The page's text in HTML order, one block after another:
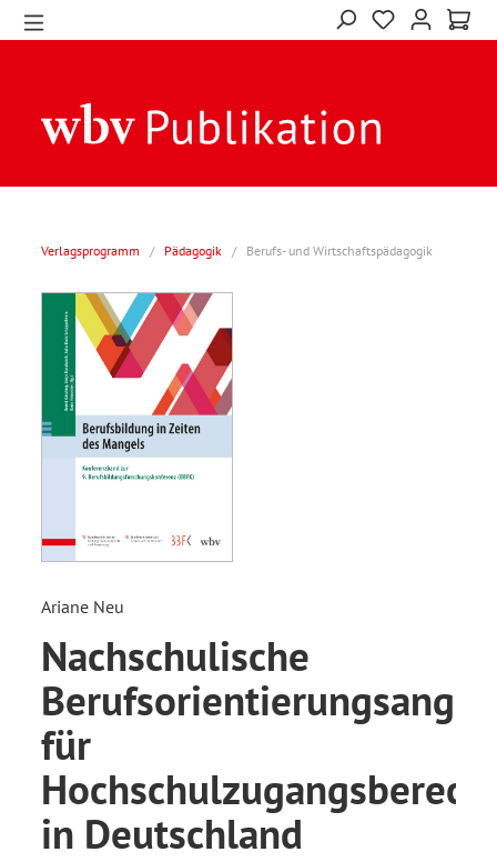
Verlagsprogramm / Pädagogik / Berufs- und Wirtschaftspädagogik
Ariane Neu
Nachschulische
für
in Deutschland